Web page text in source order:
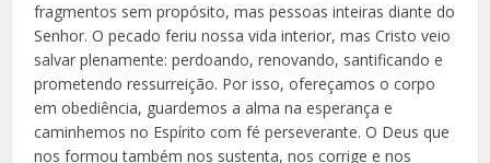
fragmentos sem propósito, mas pessoas inteiras diante do
Senhor. O pecado feriu nossa vida interior, mas Cristo veio
salvar plenamente: perdoando, renovando, santificando e
prometendo ressurreição. Por isso, ofereçamos o corpo
em obediência, guardemos a alma na esperança e
caminhemos no Espírito com fé perseverante. O Deus que
nos formou também nos sustenta, nos corrige e nos